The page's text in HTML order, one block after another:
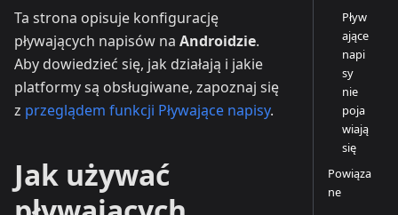
Ta strona opisuje konfigurację
pływających napisów na Androidzie.
Aby dowiedzieć się, jak działają i jakie
platformy są obsługiwane, zapoznaj się
z przeglądem funkcji Pływające napisy.
Jak używać
Pływ
ające
napi
sy
nie
poja
wiają
się
Powiąza
ne